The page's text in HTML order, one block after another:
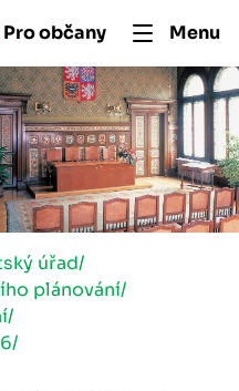
Pro občany Menu
úřad/
plánování/
/
/